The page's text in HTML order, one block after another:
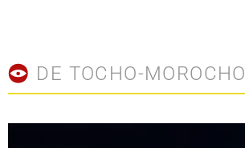
DE TOCHO-MOROCHO